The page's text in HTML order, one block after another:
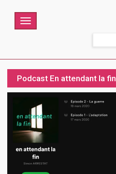
Menu
Podcast En attendant la fin